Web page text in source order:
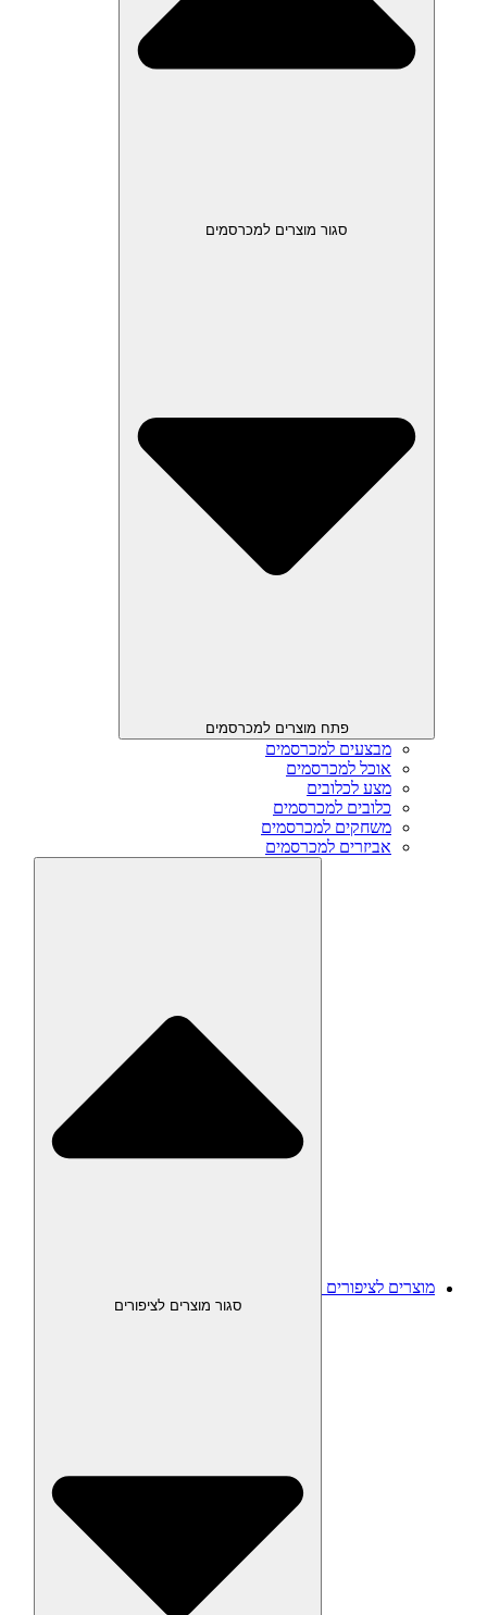
סגור מוצרים למכרסמים
פתח מוצרים למכרסמים
מבצעים למכרסמים
אוכל למכרסמים
מצע לכלובים
כלובים למכרסמים
משחקים למכרסמים
אביזרים למכרסמים
מוצרים לציפורים
סגור מוצרים לציפורים